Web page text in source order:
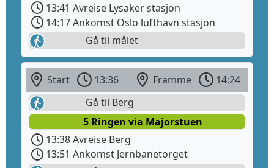
13:41 Avreise Lysaker stasjon
14:17 Ankomst Oslo lufthavn stasjon
Gå til målet
Start 13:36 Framme
14:24
Gå til Berg
5 Ringen via Majorstuen
13:38 Avreise Berg
13:51 Ankomst Jernbanetorget